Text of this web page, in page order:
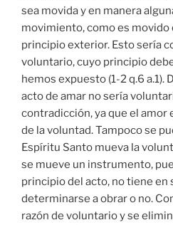
sea movida y en manera
movimiento, como es movido
principio exterior. Esto sería
voluntario, cuyo principio
hemos expuesto (1-2 q.6 a.1).
acto de amar no sería
contradicción, ya que el
de la voluntad. Tampoco se
Espíritu Santo mueva la
se mueve un instrumento,
principio del acto, no tiene en
determinarse a obrar o no.
razón de voluntario y se